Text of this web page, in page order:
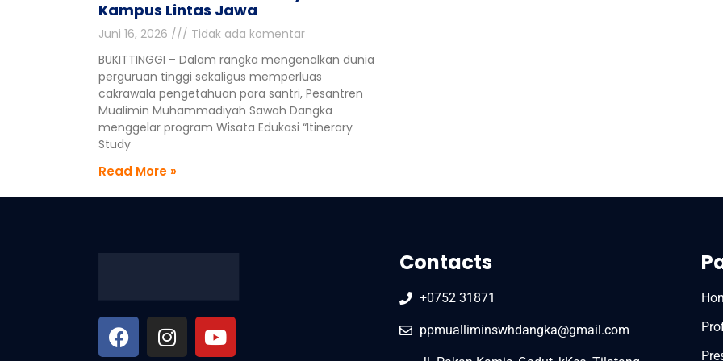
Kampus Lintas Jawa
Juni 16, 2026
Tidak ada komentar
BUKITTINGGI – Dalam rangka mengenalkan dunia
perguruan tinggi sekaligus memperluas
cakrawala pengetahuan para santri, Pesantren
Mualimin Muhammadiyah Sawah Dangka
menggelar program Wisata Edukasi “Itinerary
Study
Read More »
Contacts
+0752 31871
ppmualliminswhdangka@gmail.com